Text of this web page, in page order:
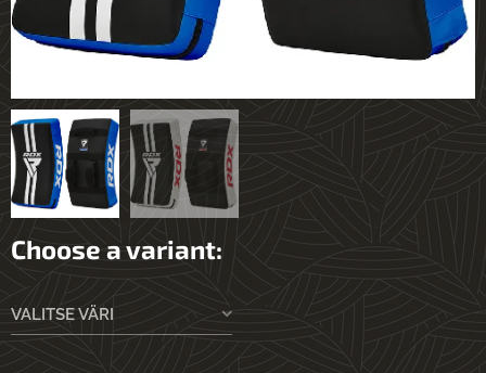
Choose a variant:
VALITSE VÄRI